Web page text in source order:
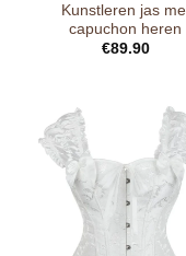
Kunstleren jas
capuchon heren
€89.90